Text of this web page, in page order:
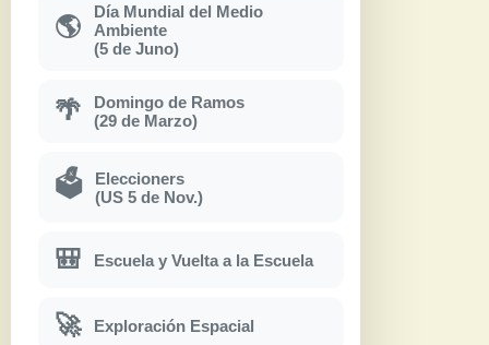
🌎
Día Mundial del Medio
Ambiente
(5 de Juno)
🌴
Domingo de Ramos
(29 de Marzo)
🗳
Eleccioners
(US 5 de Nov.)
🎒 Escuela y Vuelta a la Escuela
🚀 Exploración Espacial